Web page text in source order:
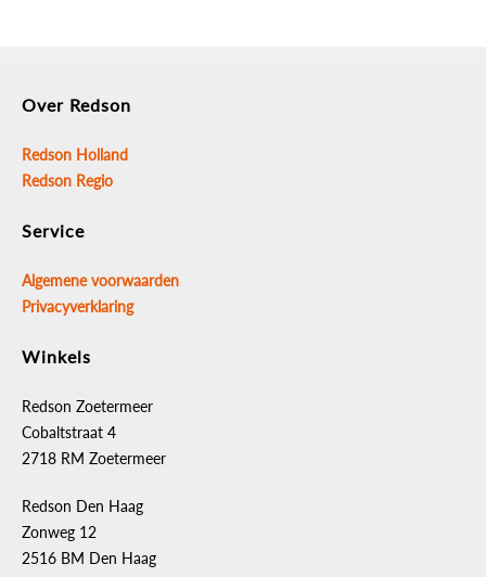
Over Redson
Redson Holland
Redson Regio
Service
Algemene voorwaarden
Privacyverklaring
Winkels
Redson Zoetermeer
Cobaltstraat 4
2718 RM Zoetermeer
Redson Den Haag
Zonweg 12
2516 BM Den Haag